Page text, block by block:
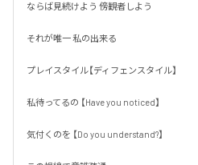
ならば見続けよう 傍観者しよう
それが唯一 私の出来る
プレイスタイル【ディフェンスタイル】
私待ってるの 【Have you noticed】
気付くのを 【Do you understand?】